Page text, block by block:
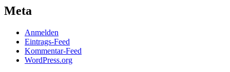
Meta
Anmelden
Eintrags-Feed
Kommentar-Feed
WordPress.org